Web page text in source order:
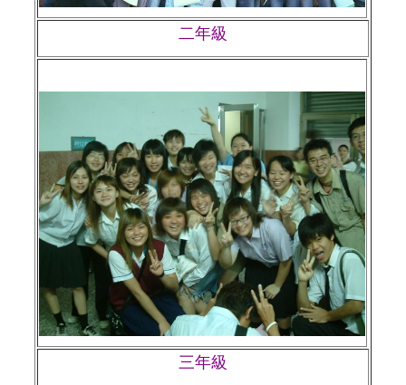
二年級
三年級